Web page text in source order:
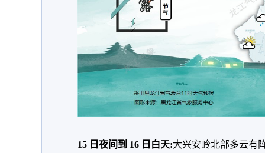
15 日夜间到 16 日白天:大兴安岭北部多云有